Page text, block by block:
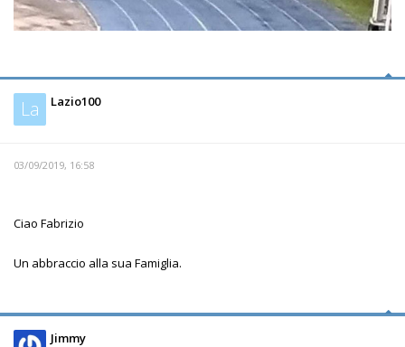
La Lazio100
03/09/2019, 16:58
Ciao Fabrizio
Un abbraccio alla sua Famiglia.
Jimmy